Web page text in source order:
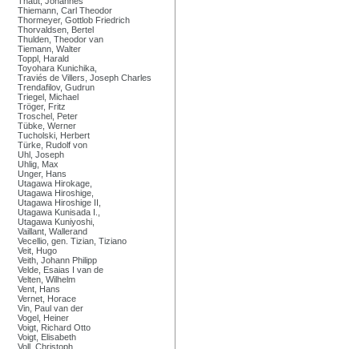
Thiemann, Carl Theodor
Thormeyer, Gottlob Friedrich
Thorvaldsen, Bertel
Thulden, Theodor van
Tiemann, Walter
Toppl, Harald
Toyohara Kunichika,
Traviés de Villers, Joseph Charles
Trendafilov, Gudrun
Triegel, Michael
Tröger, Fritz
Troschel, Peter
Tübke, Werner
Tucholski, Herbert
Türke, Rudolf von
Uhl, Joseph
Uhlig, Max
Unger, Hans
Utagawa Hirokage,
Utagawa Hiroshige,
Utagawa Hiroshige II,
Utagawa Kunisada I.,
Utagawa Kuniyoshi,
Vaillant, Wallerand
Vecellio, gen. Tizian, Tiziano
Veit, Hugo
Veith, Johann Philipp
Velde, Esaias I van de
Velten, Wilhelm
Vent, Hans
Vernet, Horace
Vin, Paul van der
Vogel, Heiner
Voigt, Richard Otto
Voigt, Elisabeth
Voll, Christoph